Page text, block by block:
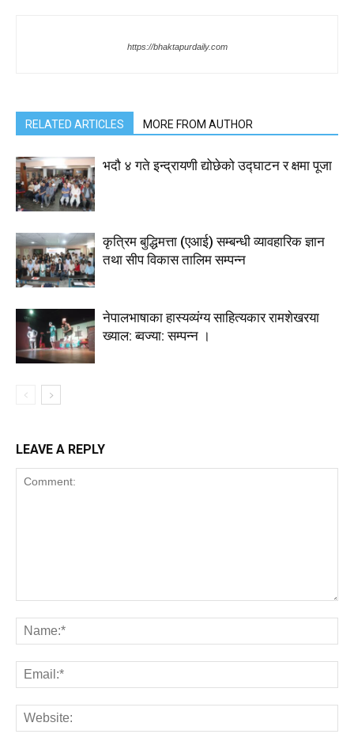
https://bhaktapurdaily.com
RELATED ARTICLES MORE FROM AUTHOR
भदौ ४ गते इन्द्रायणी द्योछेको उद्घाटन र क्षमा पूजा
कृत्रिम बुद्धिमत्ता (एआई) सम्बन्धी व्यावहारिक ज्ञान
तथा सीप विकास तालिम सम्पन्न
नेपालभाषाका हास्यव्यंग्य साहित्यकार रामशेखरया
ख्याल: ब्वज्या: सम्पन्न ।
LEAVE A REPLY